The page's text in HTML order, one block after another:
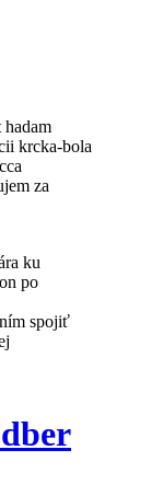
krcka-bola
za
ku
po
spojiť